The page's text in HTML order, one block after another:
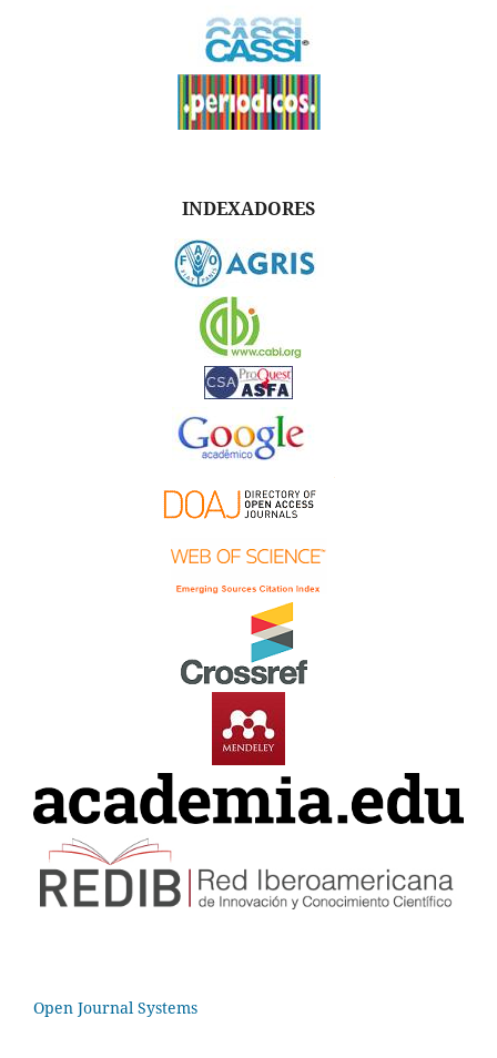
INDEXADORES
Open Journal Systems